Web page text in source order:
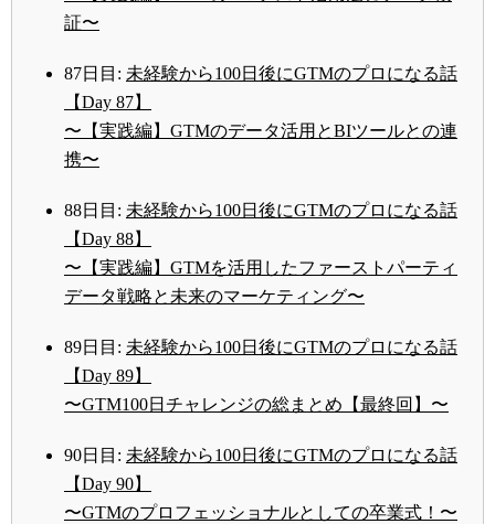
証〜
87日目: 未経験から100日後にGTMのプロになる話
【Day 87】
〜【実践編】GTMのデータ活用とBIツールとの連
携〜
88日目: 未経験から100日後にGTMのプロになる話
【Day 88】
〜【実践編】GTMを活用したファーストパーティ
データ戦略と未来のマーケティング〜
89日目: 未経験から100日後にGTMのプロになる話
【Day 89】
〜GTM100日チャレンジの総まとめ【最終回】〜
90日目: 未経験から100日後にGTMのプロになる話
【Day 90】
〜GTMのプロフェッショナルとしての卒業式！〜